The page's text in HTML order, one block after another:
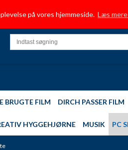
på vores hjemmeside. Læs
TRUSTPILOT
TOP 10 - MEST SOLGTE
BRUGTE FILM DIRCH PASSER FILM
HYGGEHJØRNE MUSIK PC